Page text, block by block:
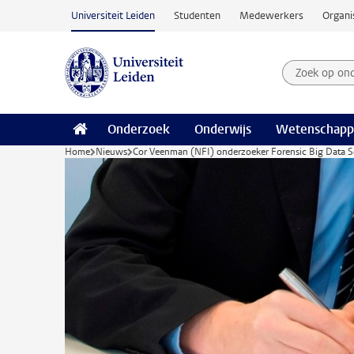
Ga naar hoofdinhoud
Universiteit Leiden Studenten Medewerkers
Zoek op
Zoekterm
Onderzoek Onderwijs
Home Nieuws Cor Veenman (NFI) onderzoeker Forensic Big Data